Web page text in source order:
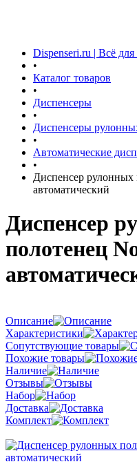
Dispenseri.ru | Всё
•
Каталог товаров
•
Диспенсеры
•
Диспенсеры
•
Автоматические
•
Диспенсер рулонных
автоматический
Диспенсер
полотенец
Описание
Характеристики
Сопутствующие товары
Похожие товары
Наличие
Отзывы
Набор
Доставка
Комплект